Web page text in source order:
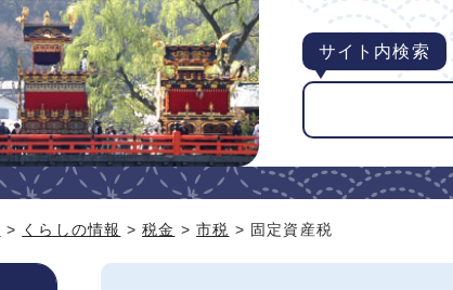
サイト内検索
> くらしの情報 >税金 >市税 > 固定資産税